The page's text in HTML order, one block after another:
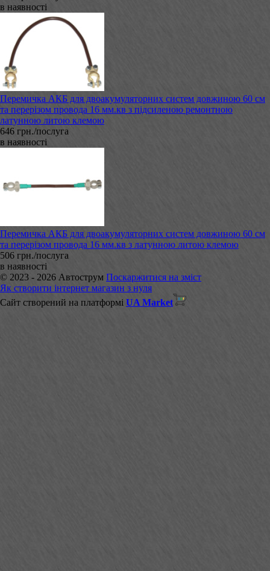
в наявності
Перемичка АКБ для двоакумуляторних систем довжиною 60 см
та перерізом провода 16 мм.кв з підсиленою ремонтною
латунною литою клемою
646 грн./послуга
в наявності
Перемичка АКБ для двоакумуляторних систем довжиною 60 см
та перерізом провода 16 мм.кв з латунною литою клемою
506 грн./послуга
в наявності
© 2023 - 2026 Автострум Поскаржитися на зміст
Як створити інтернет магазин з нуля
Сайт створений на платформі UA Market